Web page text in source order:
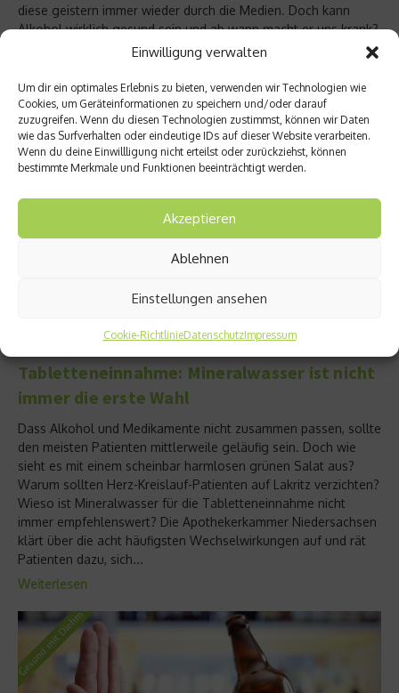
Einwilligung verwalten
Um dir ein optimales Erlebnis zu bieten, verwenden wir Technologien wie
Cookies, um Geräteinformationen zu speichern und/oder darauf
zuzugreifen. Wenn du diesen Technologien zustimmst, können wir Daten
wie das Surfverhalten oder eindeutige IDs auf dieser Website verarbeiten.
Wenn du deine Einwillligung nicht erteilst oder zurückziehst, können
bestimmte Merkmale und Funktionen beeinträchtigt werden.
Akzeptieren
Ablehnen
Einstellungen ansehen
Cookie-RichtlinieDatenschutzImpressum
diese geistern immer wieder durch die Medien. Doch kann
Alkohol wirklich gesund sein und ab wann macht er uns krank?
Informationen rund um den menschlichen Körper und die
Weiterlesen
Medikamente & Wirkstoffe
Tabletteneinnahme: Mineralwasser ist nicht
immer die erste Wahl
Dass Alkohol und Medikamente nicht zusammen passen, sollte
den meisten Patienten mittlerweile geläufig sein. Doch wie
sieht es mit einem scheinbar harmlosen grünen Salat aus?
Warum sollten Herz-Kreislauf-Patienten auf Lakritz verzichten?
Wieso ist Mineralwasser für die Tabletteneinnahme nicht
immer empfehlenswert? Die Apothekerkammer Niedersachsen
klärt über die acht häufigsten Wechselwirkungen auf und rät
Patienten dazu, sich...
Weiterlesen